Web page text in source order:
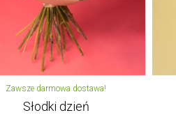
Zawsze darmowa dostawa!
Słodki dzień